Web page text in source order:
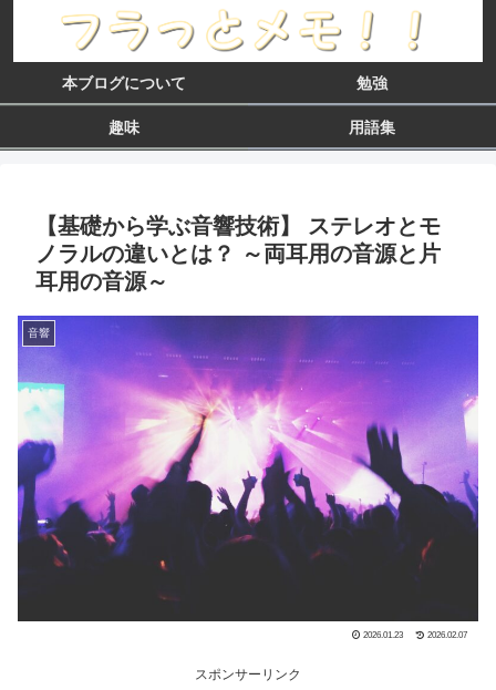
本ブログについて 勉強
趣味 用語集
【基礎から学ぶ音響技術】 ステレオとモ
ノラルの違いとは？ ～両耳用の音源と片
耳用の音源～
音響
2026.01.23 2026.02.07
スポンサーリンク